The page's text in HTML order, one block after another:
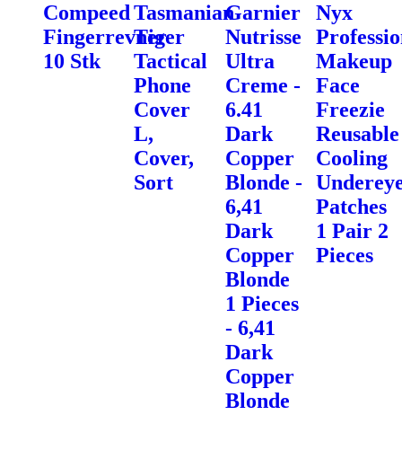
Compeed
Fingerrevner
10 Stk
Tasmanian
Tiger
Tactical
Phone
Cover
L,
Cover,
Sort
Garnier
Nutrisse
Ultra
Creme -
6.41
Dark
Copper
Blonde -
6,41
Dark
Copper
Blonde
1 Pieces
- 6,41
Dark
Copper
Blonde
Nyx
Makeup
Face
Freezie
Reusable
Cooling
Patches
1 Pair 2
Pieces